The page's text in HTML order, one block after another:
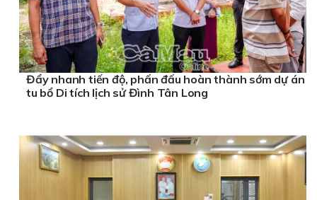
Đẩy nhanh tiến độ, phấn đấu hoàn thành sớm dự án
tu bổ Di tích lịch sử Đình Tân Long